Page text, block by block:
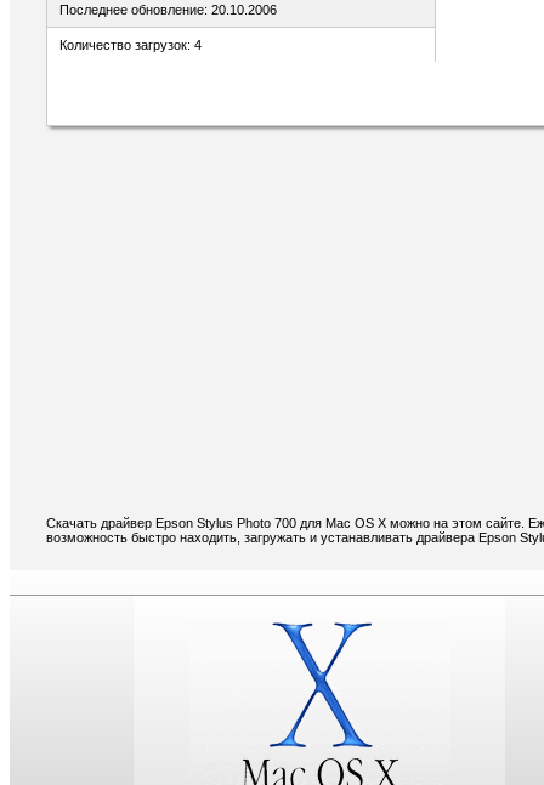
Последнее обновление: 20.10.2006
Количество загрузок: 4
Скачать драйвер Epson Stylus Photo 700 для Mac OS X можно на этом сайте.
возможность быстро находить, загружать и устанавливать драйвера Epson